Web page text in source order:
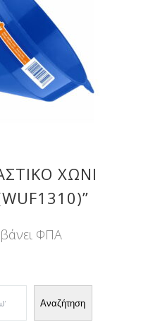
ΧΩΝΙ
ΦΠΑ
Αναζήτηση